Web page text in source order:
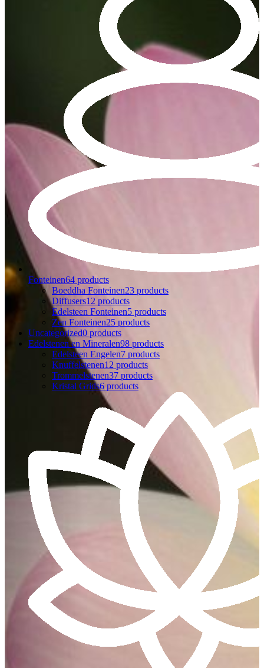
Fonteinen64 products
Boeddha Fonteinen23 products
Diffusers12 products
Edelsteen Fonteinen5 products
Zen Fonteinen25 products
Uncategorized0 products
Edelstenen en Mineralen98 products
Edelsteen Engelen7 products
Knuffelstenen12 products
Trommelstenen37 products
Kristal Grids6 products